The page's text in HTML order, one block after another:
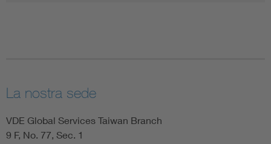
La nostra sede
VDE Global Services Taiwan Branch
9 F, No. 77, Sec. 1